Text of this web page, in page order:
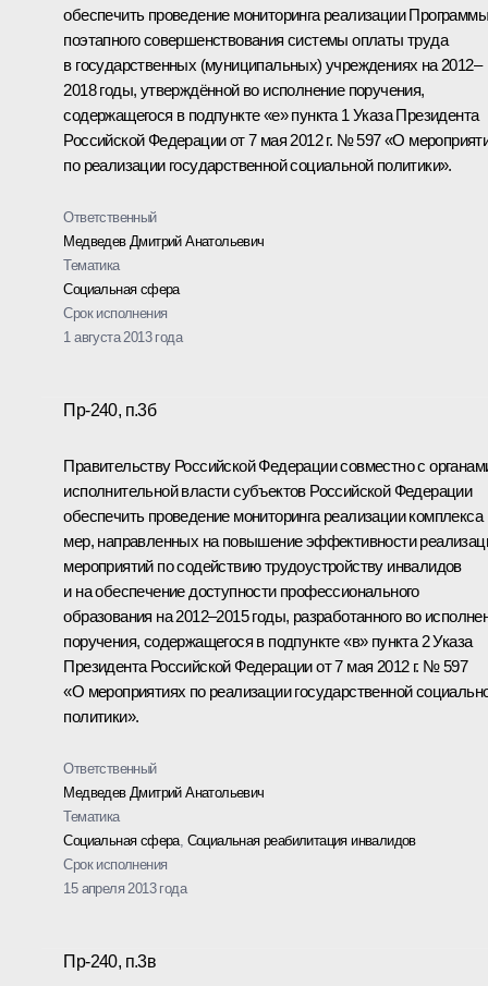
обеспечить проведение мониторинга реализации Программы
поэтапного совершенствования системы оплаты труда
в государственных (муниципальных) учреждениях на 2012–
2018 годы, утверждённой во исполнение поручения,
содержащегося в подпункте «е» пункта 1 Указа Президента
Российской Федерации от 7 мая 2012 г. № 597 «О
по реализации государственной социальной политики».
Ответственный
Медведев Дмитрий Анатольевич
Тематика
Социальная сфера
Срок исполнения
1 августа 2013 года
Пр-240, п.3б
Правительству Российской Федерации совместно с
исполнительной власти субъектов Российской Федерации
обеспечить проведение мониторинга реализации комплекса
мер, направленных на повышение эффективности
мероприятий по содействию трудоустройству инвалидов
и на обеспечение доступности профессионального
образования на 2012–2015 годы, разработанного во
поручения, содержащегося в подпункте «в» пункта 2 Указа
Президента Российской Федерации от 7 мая 2012 г. № 597
«О мероприятиях по реализации государственной
политики».
Ответственный
Медведев Дмитрий Анатольевич
Тематика
Социальная сфера, Социальная реабилитация инвалидов
Срок исполнения
15 апреля 2013 года
Пр-240, п.3в